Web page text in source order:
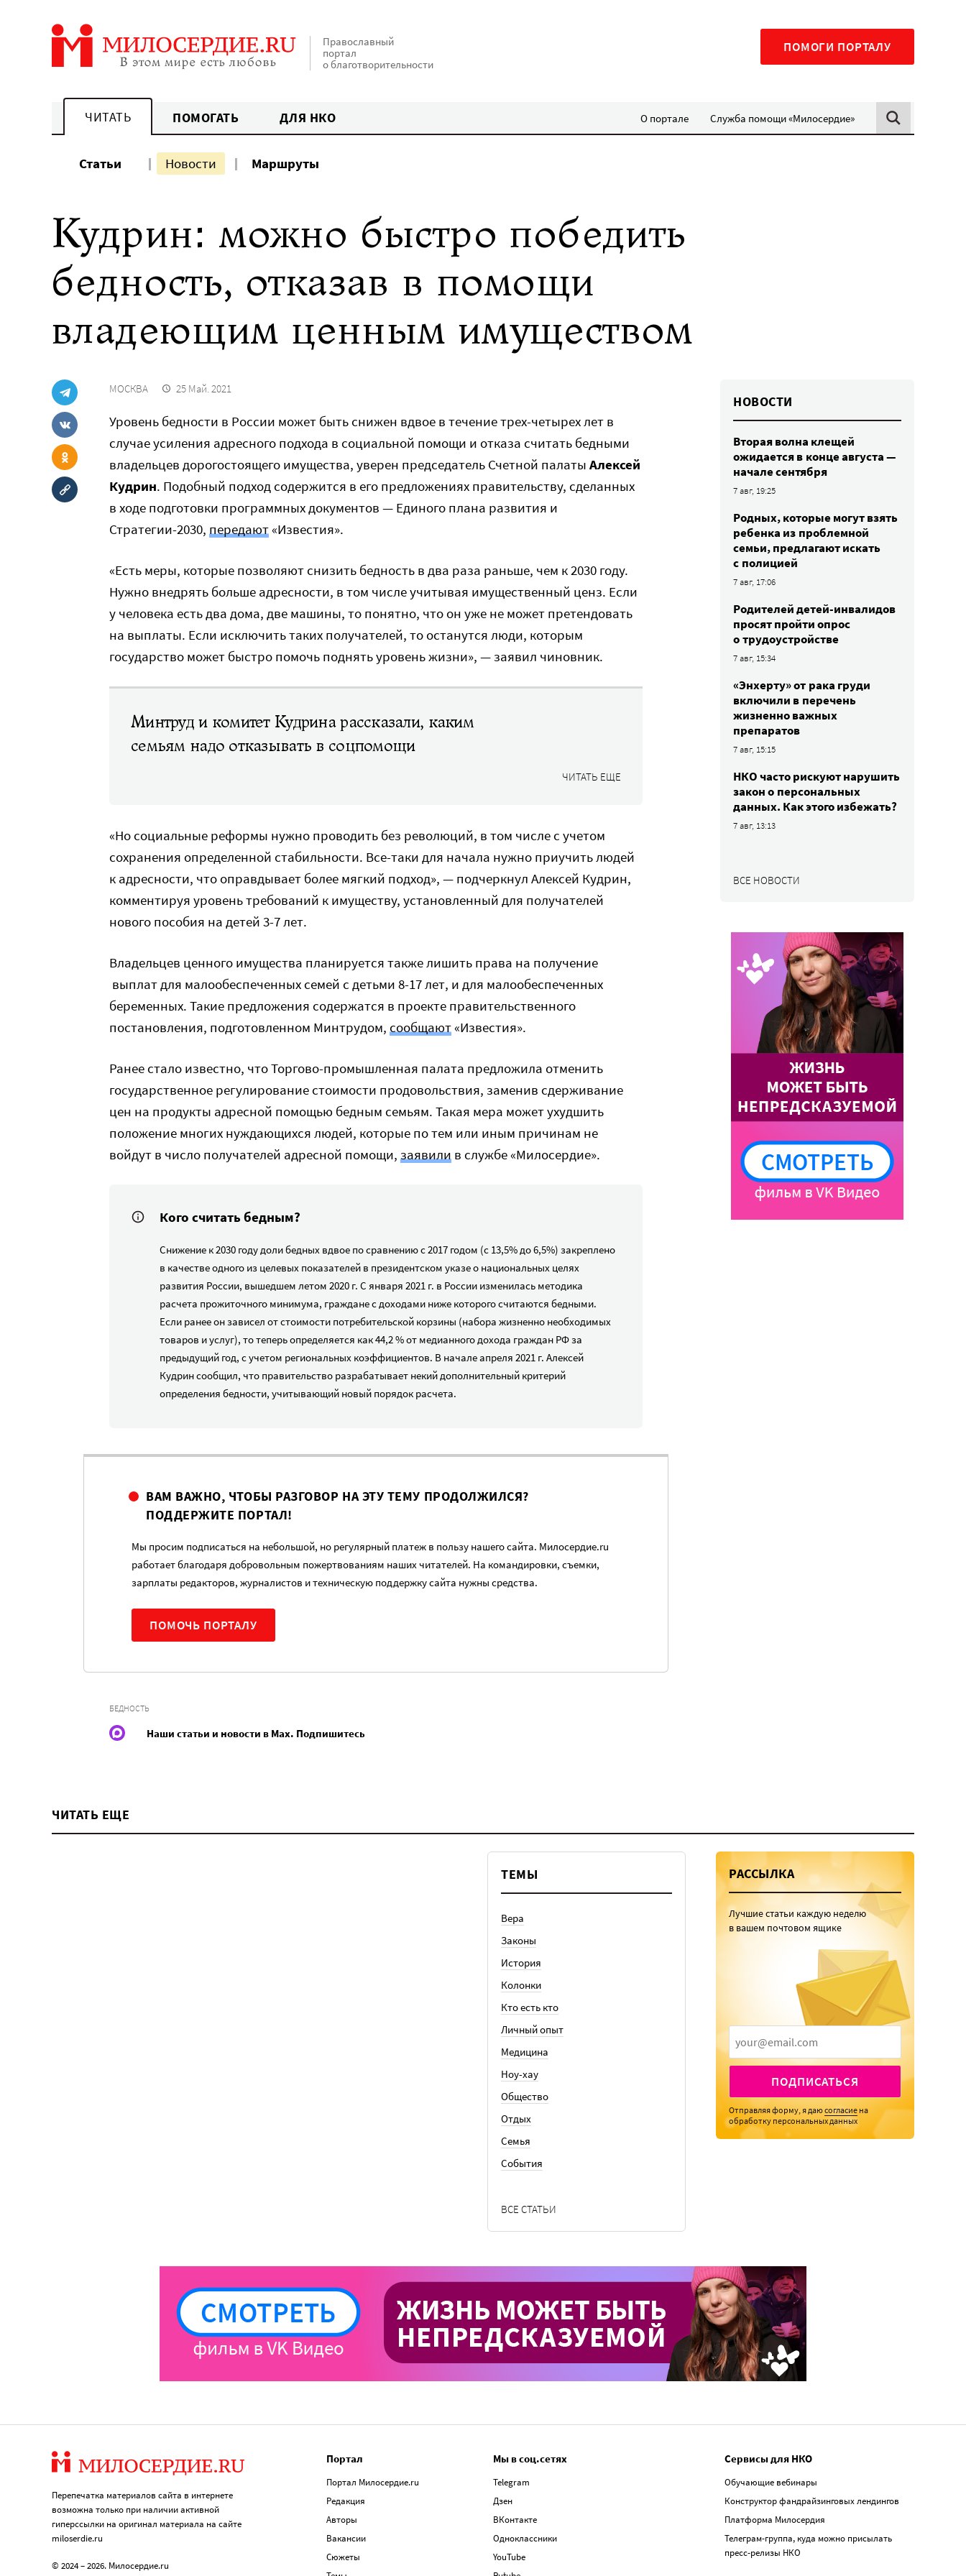
Православный
портал
о благотворительности
ПОМОГИ ПОРТАЛУ
ЧИТАТЬ ПОМОГАТЬ ДЛЯ НКО О портале Служба помощи «Милосердие»
Статьи Новости Маршруты
Кудрин: можно быстро победить
бедность, отказав в помощи
владеющим ценным имуществом
МОСКВА 25 Май. 2021
Уровень бедности в России может быть снижен вдвое в течение трех-четырех лет в
случае усиления адресного подхода в социальной помощи и отказа считать бедными
владельцев дорогостоящего имущества, уверен председатель Счетной палаты Алексей
Кудрин. Подобный подход содержится в его предложениях правительству, сделанных
в ходе подготовки программных документов — Единого плана развития и
Стратегии-2030, передают«Известия».
«Есть меры, которые позволяют снизить бедность в два раза раньше, чем к 2030 году.
Нужно внедрять больше адресности, в том числе учитывая имущественный ценз. Если
у человека есть два дома, две машины, то понятно, что он уже не может претендовать
на выплаты. Если исключить таких получателей, то останутся люди, которым
государство может быстро помочь поднять уровень жизни», — заявил чиновник.
Минтруд и комитет Кудрина рассказали, каким
семьям надо отказывать в соцпомощи
ЧИТАТЬ ЕЩЕ
«Но социальные реформы нужно проводить без революций, в том числе с учетом
сохранения определенной стабильности. Все-таки для начала нужно приучить людей
к адресности, что оправдывает более мягкий подход», — подчеркнул Алексей Кудрин,
комментируя уровень требований к имуществу, установленный для получателей
нового пособия на детей 3-7 лет.
Владельцев ценного имущества планируется также лишить права на получение
выплат для малообеспеченных семей с детьми 8-17 лет, и для малообеспеченных
беременных. Такие предложения содержатся в проекте правительственного
постановления, подготовленном Минтрудом, сообщают«Известия».
Ранее стало известно, что Торгово-промышленная палата предложила отменить
государственное регулирование стоимости продовольствия, заменив сдерживание
цен на продукты адресной помощью бедным семьям. Такая мера может ухудшить
положение многих нуждающихся людей, которые по тем или иным причинам не
войдут в число получателей адресной помощи, заявили в службе «Милосердие».
Кого считать бедным?
Снижение к 2030 году доли бедных вдвое по сравнению с 2017 годом (с 13,5% до 6,5%) закреплено
в качестве одного из целевых показателей в президентском указе о национальных целях
развития России, вышедшем летом 2020 г. С января 2021 г. в России изменилась методика
расчета прожиточного минимума, граждане с доходами ниже которого считаются бедными.
Если ранее он зависел от стоимости потребительской корзины (набора жизненно необходимых
товаров и услуг), то теперь определяется как 44,2 % от медианного дохода граждан РФ за
предыдущий год, с учетом региональных коэффициентов. В начале апреля 2021 г. Алексей
Кудрин сообщил, что правительство разрабатывает некий дополнительный критерий
определения бедности, учитывающий новый порядок расчета.
ВАМ ВАЖНО, ЧТОБЫ РАЗГОВОР НА ЭТУ ТЕМУ ПРОДОЛЖИЛСЯ?
ПОДДЕРЖИТЕ ПОРТАЛ!
Мы просим подписаться на небольшой, но регулярный платеж в пользу нашего сайта. Милосердие.ru
работает благодаря добровольным пожертвованиям наших читателей. На командировки, съемки,
зарплаты редакторов, журналистов и техническую поддержку сайта нужны средства.
ПОМОЧЬ ПОРТАЛУ
БЕДНОСТЬ
Наши статьи и новости в Max. Подпишитесь
НОВОСТИ
Вторая волна клещей
ожидается в конце августа —
начале сентября
7 авг, 19:25
Родных, которые могут взять
ребенка из проблемной
семьи, предлагают искать
с полицией
7 авг, 17:06
Родителей детей-инвалидов
просят пройти опрос
о трудоустройстве
7 авг, 15:34
«Энхерту» от рака груди
включили в перечень
жизненно важных
препаратов
7 авг, 15:15
НКО часто рискуют нарушить
закон о персональных
данных. Как этого избежать?
7 авг, 13:13
ВСЕ НОВОСТИ
ЧИТАТЬ ЕЩЕ
ТЕМЫ
Вера
Законы
История
Колонки
Кто есть кто
Личный опыт
Медицина
Ноу-хау
Общество
Отдых
Семья
События
ВСЕ СТАТЬИ
РАССЫЛКА
Лучшие статьи каждую неделю
в вашем почтовом ящике
ПОДПИСАТЬСЯ
Отправляя форму, я даюсогласие на
обработку персональных данных
Перепечатка материалов сайта в интернете
возможна только при наличии активной
гиперссылки на оригинал материала на сайте
miloserdie.ru
© 2024 – 2026. Милосердие.ru
Портал
Портал Милосердие.ru
Редакция
Авторы
Вакансии
Сюжеты
Мы в соц.сетях
Telegram
Дзен
ВКонтакте
Одноклассники
YouTube
Сервисы для НКО
Обучающие вебинары
Конструктор фандрайзинговых лендингов
Платформа Милосердия
Телеграм-группа, куда можно присылать
пресс-релизы НКО